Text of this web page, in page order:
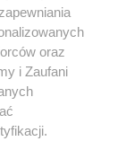
oraz
i Zaufani